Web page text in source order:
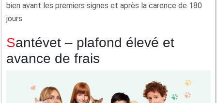
bien avant les premiers signes et après la carence de 180
jours.
Santévet – plafond élevé et
avance de frais